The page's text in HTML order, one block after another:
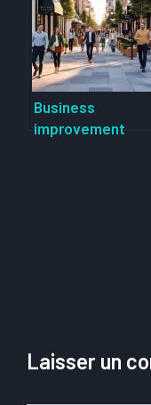
Business
improvement
Laisser un